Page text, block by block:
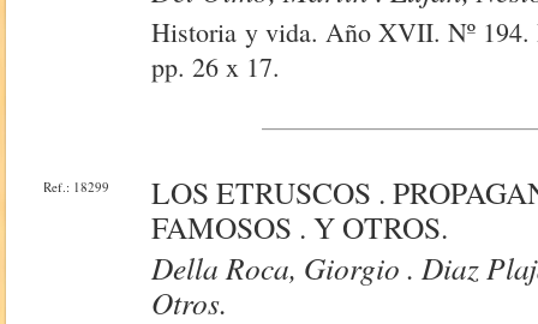
Historia y vida. Año XVII. Nº 194.
pp. 26 x 17.
Ref.: 18299
LOS ETRUSCOS .
FAMOSOS . Y OTROS.
Della Roca, Giorgio . Diaz
Otros.